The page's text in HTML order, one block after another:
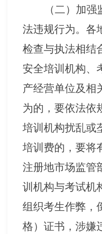
（二）加
法违规行为。各
检查与执法相结
安全培训机构、
产经营单位及相
为的，要依法依
培训机构扰乱或
培训费的，要将
注册地市场监管
训机构与考试机
组织考生作弊，
格）证书，涉嫌